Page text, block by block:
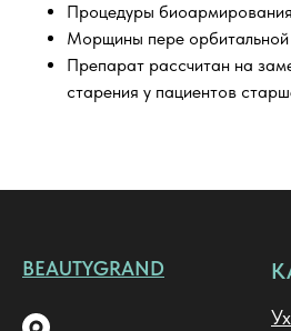
Процедуры
Морщины пере
Препарат рассчитан на
старения у пациентов
BEAUTYGRAND